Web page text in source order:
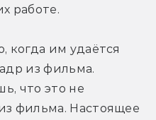
работе.
когда им удаётся
из фильма.
что это не
фильма. Настоящее